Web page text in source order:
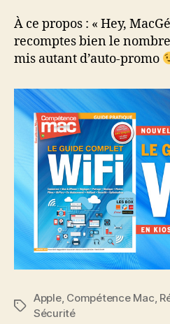
À ce propos : « Hey,
recomptes bien le nombre
mis autant d’auto-promo
Étiquettes
Apple, Compétence Mac,
Sécurité